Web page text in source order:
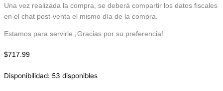
Una vez realizada la compra, se deberá compartir los datos fiscales
en el chat post-venta el mismo día de la compra.
Estamos para servirle ¡Gracias por su preferencia!
$717.99
Disponibilidad: 53 disponibles